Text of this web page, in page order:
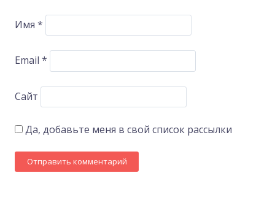
Имя *
Email *
Сайт
Да, добавьте меня в свой список рассылки